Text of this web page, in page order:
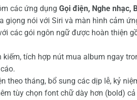
các ứng dụng Gọi điện, Nghe nhạc,
giọng nói với Siri và màn hình cảm
các gói ngôn ngữ được hoàn thiện
kiếm, tích hợp nút mua album ngay
theo tháng, bổ sung các dịp lễ, kỷ
tùy chọn font chữ dày hơn (bold)